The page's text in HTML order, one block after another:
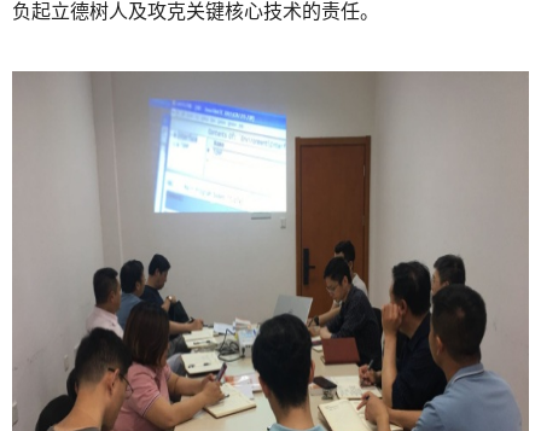
负起立德树人及攻克关键核心技术的责任。